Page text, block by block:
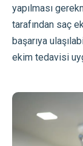
yapılması
tarafından saç
başarıya
ekim tedavisi